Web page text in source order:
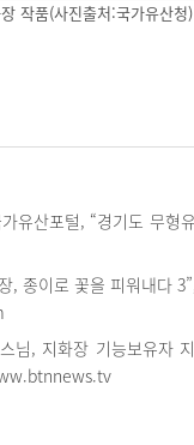
작품(사진출처:국가유산청)
유산포털, “경기도 무
, 종이로 꽃을 피워내다
님, 지화장 기능보유자